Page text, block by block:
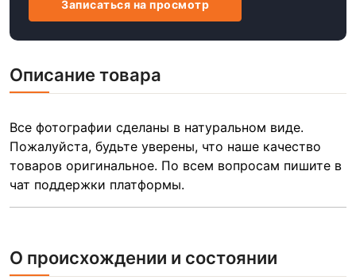
Записаться на просмотр
Описание товара
Все фотографии сделаны в натуральном виде.
Пожалуйста, будьте уверены, что наше качество
товаров оригинальное. По всем вопросам пишите в
чат поддержки платформы.
О происхождении и состоянии